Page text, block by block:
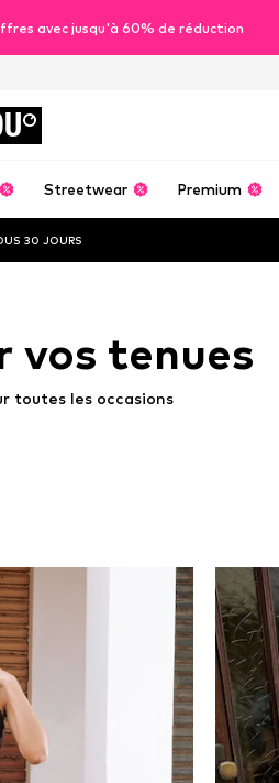
avec jusqu'à 60% de réduction
Streetwear Premium
30 JOURS
vos tenues
toutes les occasions